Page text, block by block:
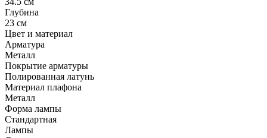
Глубина
23 см
Цвет и материал
Арматура
Металл
Покрытие арматуры
Полированная латунь
Материал плафона
Металл
Форма лампы
Стандартная
Лампы